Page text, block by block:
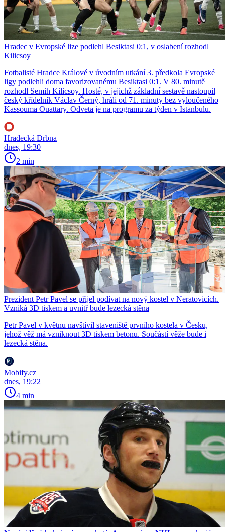
Hradec v Evropské lize podlehl Besiktasi 0:1, v oslabení rozhodl
Kilicsoy
Fotbalisté Hradce Králové v úvodním utkání 3. předkola Evropské
ligy podlehli doma favorizovanému Besiktasi 0:1. V 80. minutě
rozhodl Semih Kilicsoy. Hosté, v jejichž základní sestavě nastoupil
český křídelník Václav Černý, hráli od 71. minuty bez vyloučeného
Kassouma Ouattary. Odveta je na programu za týden v Istanbulu.
Hradecká Drbna
dnes, 19:30
2 min
Prezident Petr Pavel se přijel podívat na nový kostel v Neratovicích.
Vzniká 3D tiskem a uvnitř bude lezecká stěna
Petr Pavel v květnu navštívil staveniště prvního kostela v Česku,
jehož věž má vzniknout 3D tiskem betonu. Součástí věže bude i
lezecká stěna.
Mobify.cz
dnes, 19:22
4 min